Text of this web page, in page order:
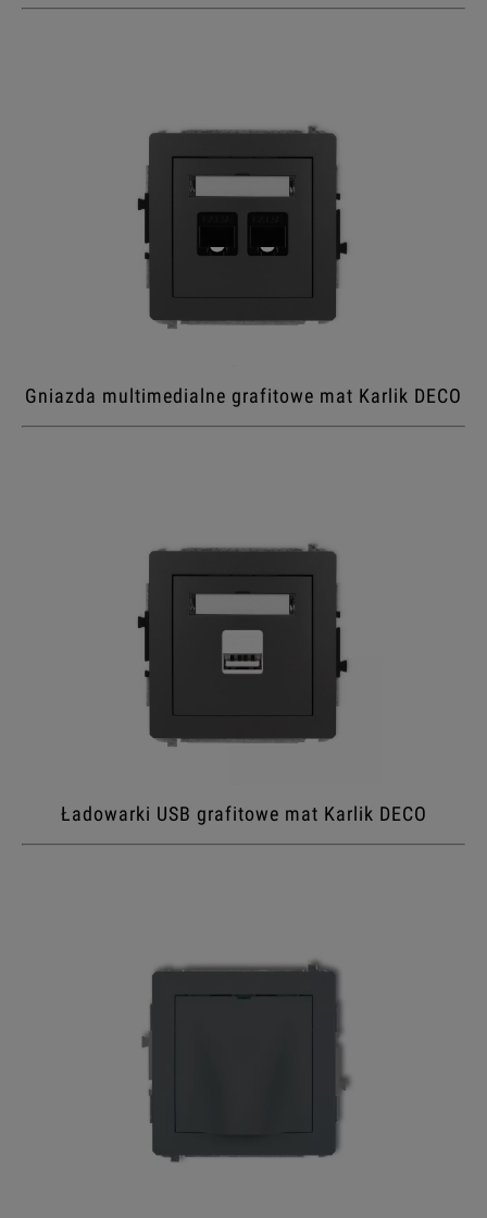
Gniazda multimedialne grafitowe mat Karlik DECO
Ładowarki USB grafitowe mat Karlik DECO